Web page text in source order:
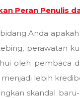
Peran Penulis
Anda
perawatan
oleh pembaca
lebih
skandal